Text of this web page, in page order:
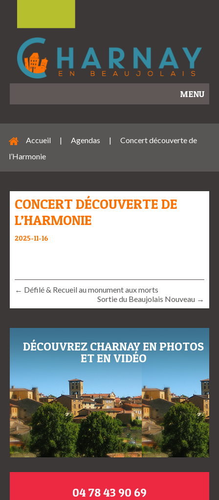
MENU
Accueil | Agendas |
Concert découverte de
l’Harmonie
CONCERT DÉCOUVERTE DE
L’HARMONIE
2025-11-16
← Défilé & Recueil au monument aux morts
Sortie du Beaujolais Nouveau →
DÉCOUVREZ CHARNAY EN PHOTOS
ET EN VIDÉO
04 78 43 90 69